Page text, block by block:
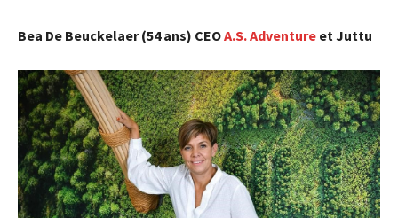
Bea De Beuckelaer (54 ans) CEOA.S. Adventure et Juttu